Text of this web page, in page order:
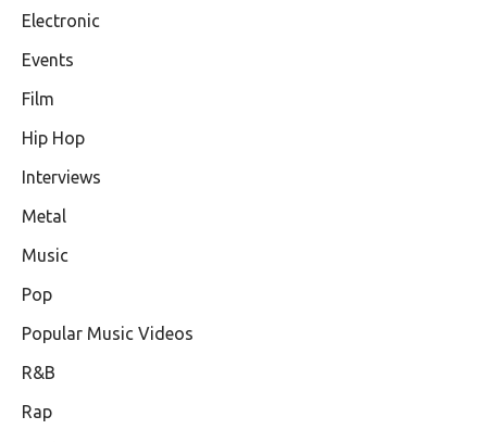
Electronic
Events
Film
Hip Hop
Interviews
Metal
Music
Pop
Popular Music Videos
R&B
Rap